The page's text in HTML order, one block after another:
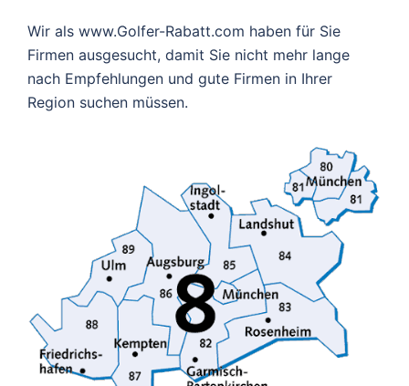
Wir als www.Golfer-Rabatt.com haben für Sie
Firmen ausgesucht, damit Sie nicht mehr lange
nach Empfehlungen und gute Firmen in Ihrer
Region suchen müssen.